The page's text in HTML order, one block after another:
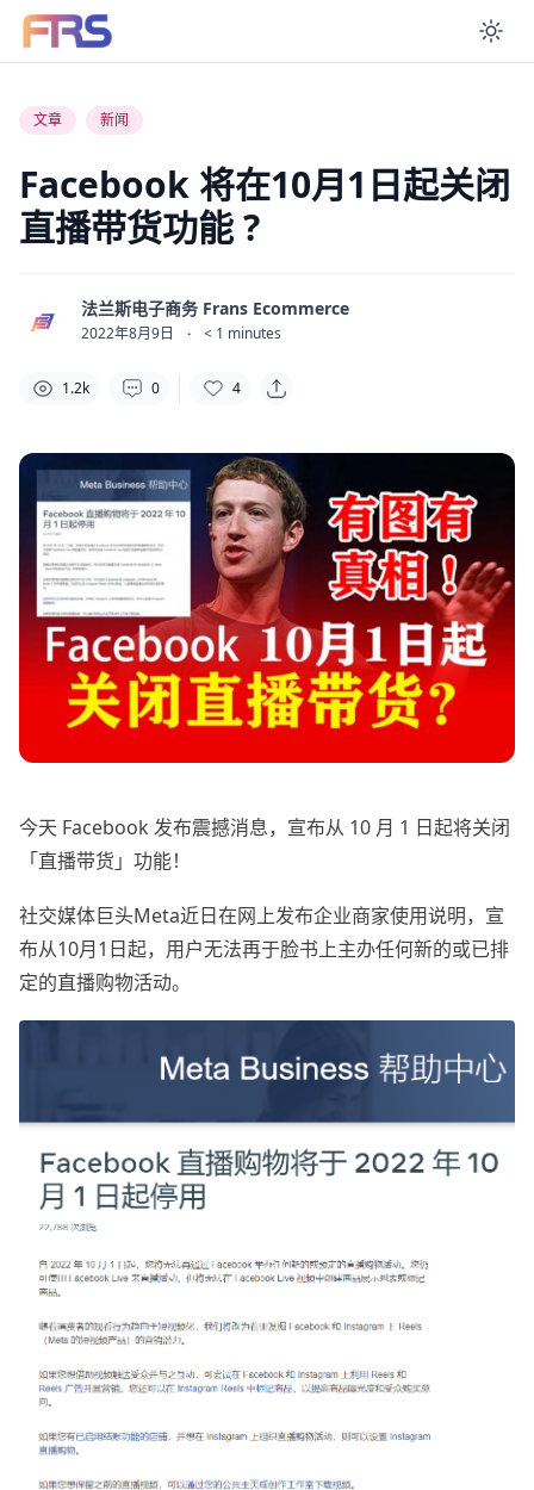
文章 新闻
Facebook 将在10月1日起关闭
直播带货功能 ?
法兰斯电子商务 Frans Ecommerce
2022年8月9日 · < 1 minutes
1.2k 0 4
今天 Facebook 发布震撼消息，宣布从 10 月 1 日起将关闭
「直播带货」功能！
社交媒体巨头Meta近日在网上发布企业商家使用说明，宣
布从10月1日起，用户无法再于脸书上主办任何新的或已排
定的直播购物活动。